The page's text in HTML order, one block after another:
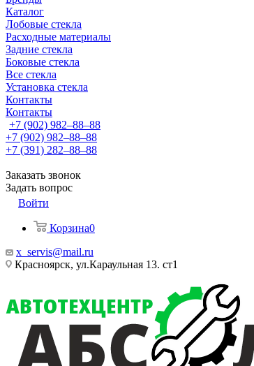
Каталог
Лобовые стекла
Расходные материалы
Задние стекла
Боковые стекла
Все стекла
Установка стекла
Контакты
Контакты
+7 (902) 982‒88‒88
+7 (902) 982‒88‒88
+7 (391) 282‒88‒88
Заказать звонок
Задать вопрос
Войти
Корзина0
x_servis@mail.ru
Красноярск, ул.Караульная 13. ст1